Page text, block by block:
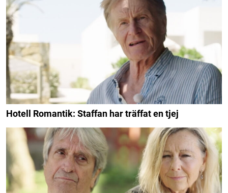
Hotell Romantik: Staffan har träffat en tjej